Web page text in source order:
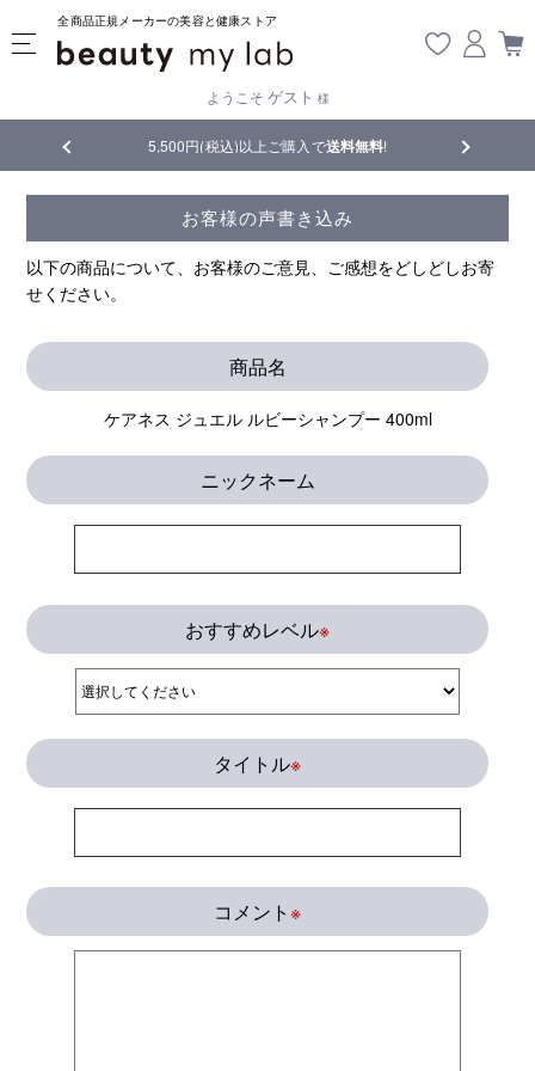
全商品正規メーカーの美容と健康ストア
ようこそ ゲスト 様
5,500円(税込)以上ご購入で送料無料! 【重要】
お客様の声書き込み
以下の商品について、お客様のご意見、ご感想をどしどしお寄
せください。
商品名
ケアネス ジュエル ルビーシャンプー 400ml
ニックネーム
おすすめレベル※
タイトル※
コメント※